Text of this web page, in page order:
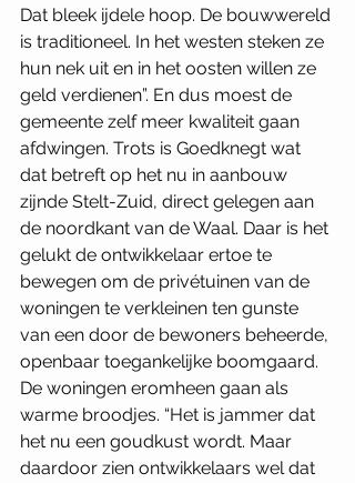
Dat bleek ijdele hoop. De bouwwereld
is traditioneel. In het westen steken ze
hun nek uit en in het oosten willen ze
geld verdienen”. En dus moest de
gemeente zelf meer kwaliteit gaan
afdwingen. Trots is Goedknegt wat
dat betreft op het nu in aanbouw
zijnde Stelt-Zuid, direct gelegen aan
de noordkant van de Waal. Daar is het
gelukt de ontwikkelaar ertoe te
bewegen om de privétuinen van de
woningen te verkleinen ten gunste
van een door de bewoners beheerde,
openbaar toegankelijke boomgaard.
De woningen eromheen gaan als
warme broodjes. “Het is jammer dat
het nu een goudkust wordt. Maar
daardoor zien ontwikkelaars wel dat